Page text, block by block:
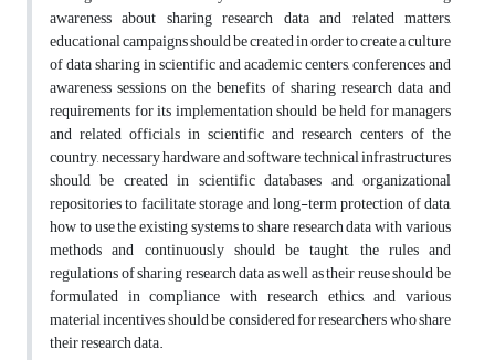
awareness about sharing research data and related matters,
educational campaigns should be created in order to create a culture
of data sharing in scientific and academic centers, conferences and
awareness sessions on the benefits of sharing research data and
requirements for its implementation should be held for managers
and related officials in scientific and research centers of the
country, necessary hardware and software technical infrastructures
should be created in scientific databases and organizational
repositories to facilitate storage and long-term protection of data,
how to use the existing systems to share research data with various
methods and continuously should be taught, the rules and
regulations of sharing research data as well as their reuse should be
formulated in compliance with research ethics, and various
material incentives should be considered for researchers who share
their research data.